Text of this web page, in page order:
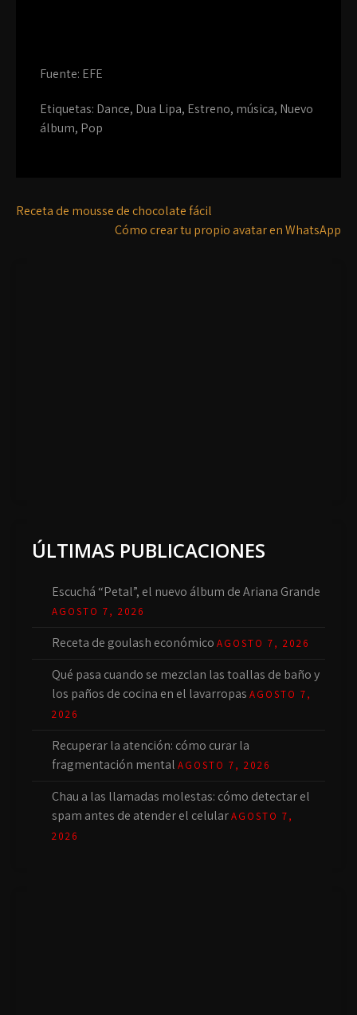
Fuente: EFE
Etiquetas: Dance, Dua Lipa, Estreno, música, Nuevo
álbum, Pop
Receta de mousse de chocolate fácil
Cómo crear tu propio avatar en WhatsApp
ÚLTIMAS PUBLICACIONES
Escuchá “Petal”, el nuevo álbum de Ariana Grande
AGOSTO 7, 2026
Receta de goulash económico AGOSTO 7, 2026
Qué pasa cuando se mezclan las toallas de baño y
los paños de cocina en el lavarropas AGOSTO 7,
2026
Recuperar la atención: cómo curar la
fragmentación mental AGOSTO 7, 2026
Chau a las llamadas molestas: cómo detectar el
spam antes de atender el celularAGOSTO 7,
2026